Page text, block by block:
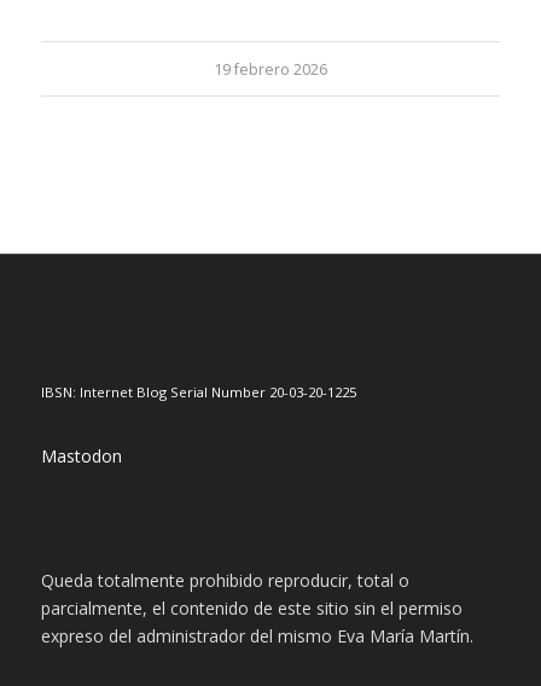
19 febrero 2026
IBSN: Internet Blog Serial Number 20-03-20-1225
Mastodon
Queda totalmente prohibido reproducir, total o
parcialmente, el contenido de este sitio sin el permiso
expreso del administrador del mismo Eva María Martín.